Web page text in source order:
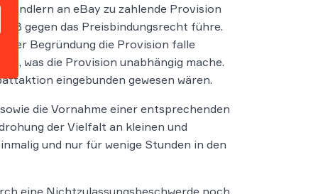
an eBay zu zahlende Provision
gegen das Preisbindungsrecht führe.
der Begründung die Provision falle
was die Provision unabhängig mache.
eingebunden gewesen wären.
die Vornahme einer entsprechenden
der Vielfalt an kleinen und
und nur für wenige Stunden in den
eine Nichtzulassungsbeschwerde noch